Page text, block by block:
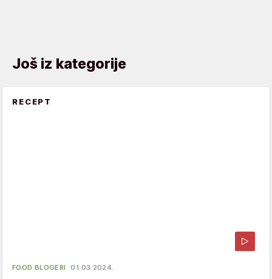
Još iz kategorije
RECEPT
FOOD BLOGERI 01.03.2024.